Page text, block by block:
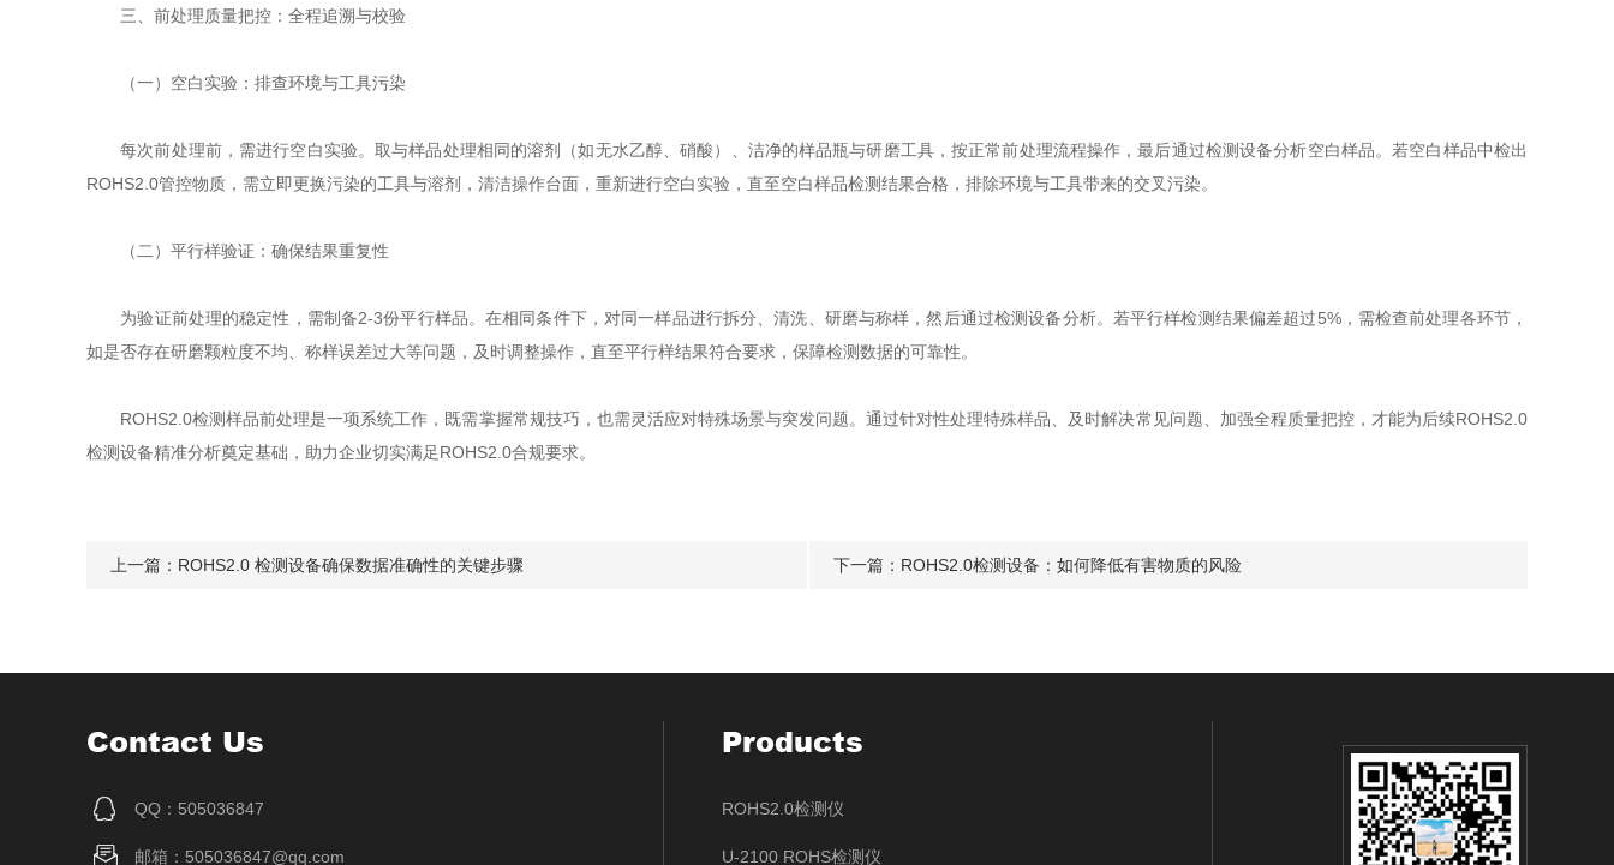
三、前处理质量把控：全程追溯与校验
（一）空白实验：排查环境与工具污染
每次前处理前，需进行空白实验。取与样品处理相同的溶剂（如无水乙醇、硝酸）、洁净的样品瓶与研磨工具，按正常前处理流程操作，最后通过检测设备分析空白样品。若空白样品中检出
ROHS2.0管控物质，需立即更换污染的工具与溶剂，清洁操作台面，重新进行空白实验，直至空白样品检测结果合格，排除环境与工具带来的交叉污染。
（二）平行样验证：确保结果重复性
为验证前处理的稳定性，需制备2-3份平行样品。在相同条件下，对同一样品进行拆分、清洗、研磨与称样，然后通过检测设备分析。若平行样检测结果偏差超过5%，需检查前处理各环节，
如是否存在研磨颗粒度不均、称样误差过大等问题，及时调整操作，直至平行样结果符合要求，保障检测数据的可靠性。
ROHS2.0检测样品前处理是一项系统工作，既需掌握常规技巧，也需灵活应对特殊场景与突发问题。通过针对性处理特殊样品、及时解决常见问题、加强全程质量把控，才能为后续ROHS2.0
检测设备精准分析奠定基础，助力企业切实满足ROHS2.0合规要求。
上一篇： ROHS2.0 检测设备确保数据准确性的关键步骤 下一篇： ROHS2.0检测设备：如何降低有害物质的风险
Contact Us
QQ：505036847
邮箱：505036847@qq.com
Products
ROHS2.0检测仪
U-2100 ROHS检测仪